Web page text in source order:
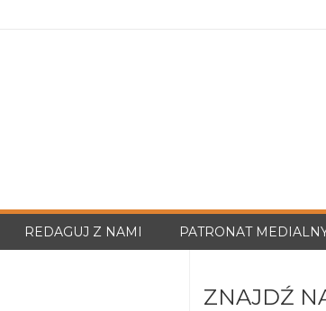
REDAGUJ Z NAMI PATRONAT
ZNAJDŹ